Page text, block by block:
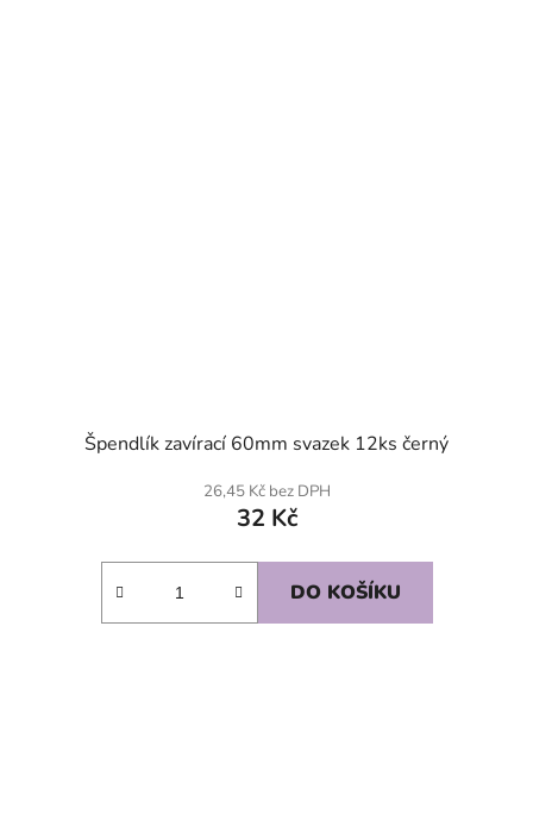
Špendlík zavírací 60mm svazek 12ks černý
26,45 Kč bez DPH
32 Kč
DO KOŠÍKU